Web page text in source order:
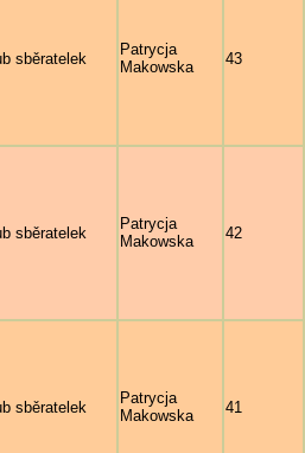
sběratelek
Patrycja
Makowska
43
sběratelek
Patrycja
Makowska
42
sběratelek
Patrycja
Makowska
41